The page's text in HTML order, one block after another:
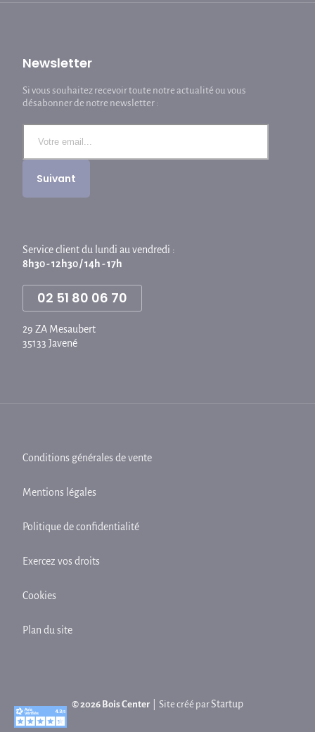
Newsletter
Si vous souhaitez recevoir toute notre actualité ou vous
désabonner de notre newsletter :
Service client du lundi au vendredi :
8h30 - 12h30 / 14h - 17h
02 51 80 06 70
29 ZA Mesaubert
35133 Javené
© 2026 Bois Center | Site créé parStartup
Conditions générales de vente
Mentions légales
Politique de confidentialité
Exercez vos droits
Cookies
Plan du site